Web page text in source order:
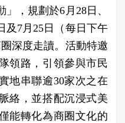
，規劃於6月28日、
及7月25日（每日下午
深度走讀。活動特邀
領路，引領參與市民
地串聯逾30家次之在
絡，並搭配沉浸式美
能轉化為商圈文化的